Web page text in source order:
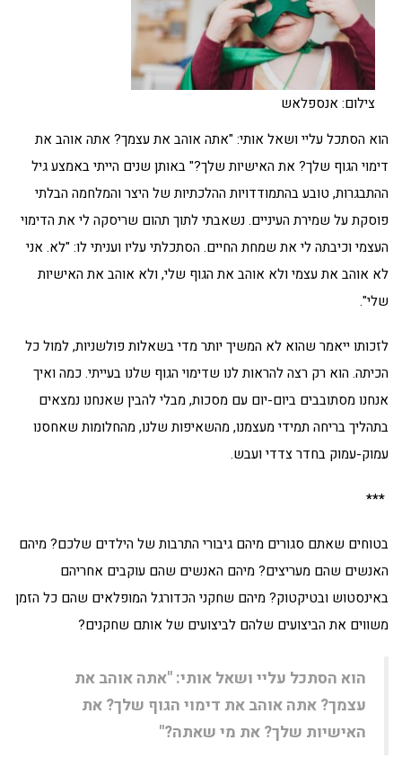
צילום: אנספלאש
הוא הסתכל עליי ושאל אותי: "אתה אוהב את עצמך? אתה אוהב את
דימוי הגוף שלך? את האישיות שלך?" באותן שנים הייתי באמצע גיל
ההתבגרות, טובע בהתמודדויות ההלכתיות של היצר והמלחמה הבלתי
פוסקת על שמירת העיניים. נשאבתי לתוך תהום שריסקה לי את הדימוי
העצמי וכיבתה לי את שמחת החיים. הסתכלתי עליו ועניתי לו: "לא. אני
לא אוהב את עצמי ולא אוהב את הגוף שלי, ולא אוהב את האישיות
שלי".
לזכותו ייאמר שהוא לא המשיך יותר מדי בשאלות פולשניות, למול כל
הכיתה. הוא רק רצה להראות לנו שדימוי הגוף שלנו בעייתי. כמה ואיך
אנחנו מסתובבים ביום-יום עם מסכות, מבלי להבין שאנחנו נמצאים
בתהליך בריחה תמידי מעצמנו, מהשאיפות שלנו, מהחלומות שאחסנו
עמוק-עמוק בחדר צדדי ועבש.
***
בטוחים שאתם סגורים מיהם גיבורי התרבות של הילדים שלכם? מיהם
האנשים שהם מעריצים? מיהם האנשים שהם עוקבים אחריהם
באינסטוש ובטיקטוק? מיהם שחקני הכדורגל המופלאים שהם כל הזמן
משווים את הביצועים שלהם לביצועים של אותם שחקנים?
הוא הסתכל עליי ושאל אותי: "אתה אוהב את
עצמך? אתה אוהב את דימוי הגוף שלך? את
האישיות שלך? את מי שאתה?"